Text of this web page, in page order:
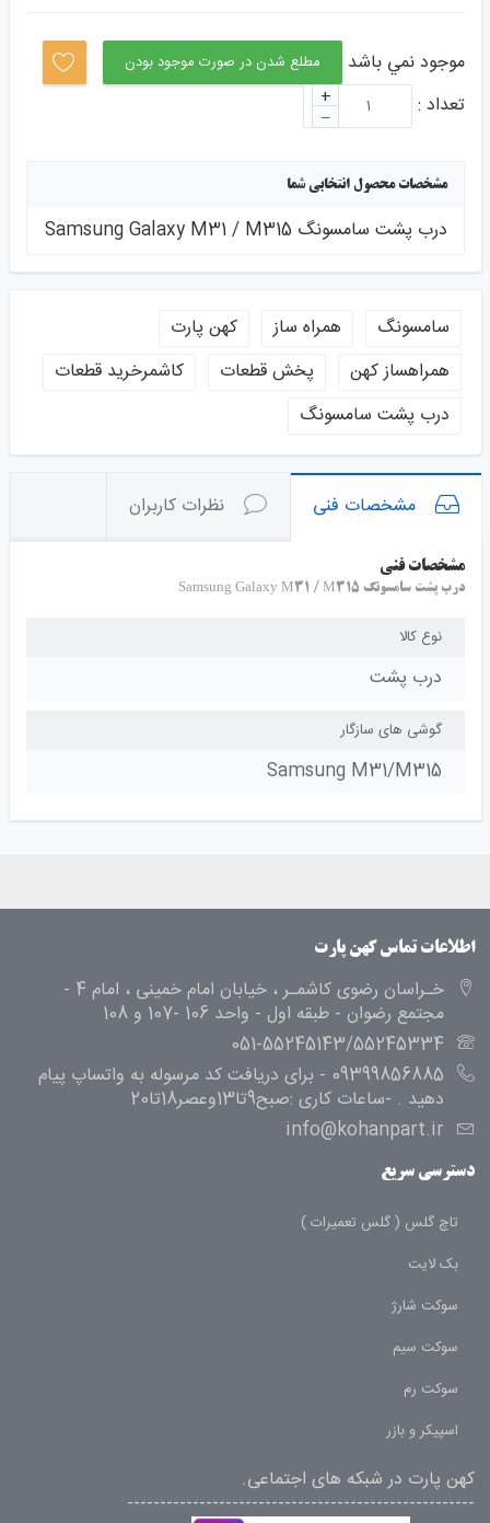
موجود نمي باشد مطلع شدن در صورت موجود بودن
تعداد : +
–
مشخصات محصول انتخابی شما
درب پشت سامسونگ Samsung Galaxy M31 / M315
سامسونگ همراه ساز
کهن پارت
همراهساز کهن
پخش قطعات
کاشمرخرید قطعات
درب پشت سامسونگ
مشخصات فنی نظرات کاربران
مشخصات فنی
درب پشت سامسونگ Samsung Galaxy M31 / M315
نوع کالا
درب پشت
گوشی های سازگار
Samsung M31/M315
اطلاعات تماس کهن پارت
خـراسان رضوی کاشمـر ، خیابان امام خمینی ، امام 4 -
مجتمع رضوان - طبقه اول - واحد 106 -107 و 108
051-55245143/55245334
09399856885 - برای دریافت کد مرسوله به واتساپ پیام
دهید . -ساعات کاری :صبح9تا13وعصر18تا20
info@kohanpart.ir
دسترسی سریع
تاچ گلس ( گلس تعمیرات )
بک لایت
سوکت شارژ
سوکت سیم
سوکت رم
اسپیکر و بازر
کهن پارت در شبکه های اجتماعی.
-----------------------------------------------------